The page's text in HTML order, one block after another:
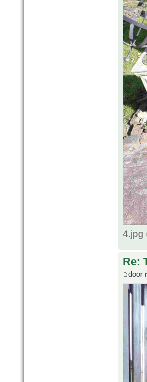
4.jpg
Re:
door